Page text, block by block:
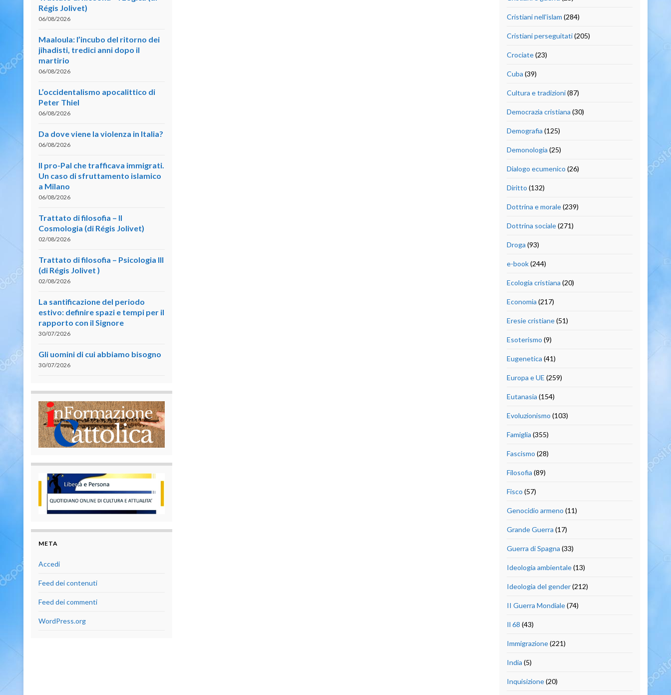
Régis Jolivet)
06/08/2026
Maaloula: l’incubo del ritorno dei
jihadisti, tredici anni dopo il
martirio
06/08/2026
L’occidentalismo apocalittico di
Peter Thiel
06/08/2026
Da dove viene la violenza in Italia?
06/08/2026
Il pro-Pal che trafficava immigrati.
Un caso di sfruttamento islamico
a Milano
06/08/2026
Trattato di filosofia – II
Cosmologia (di Régis Jolivet)
02/08/2026
Trattato di filosofia – Psicologia III
(di Régis Jolivet )
02/08/2026
La santificazione del periodo
estivo: definire spazi e tempi per il
rapporto con il Signore
30/07/2026
Gli uomini di cui abbiamo bisogno
30/07/2026
META
Accedi
Feed dei contenuti
Feed dei commenti
WordPress.org
Cristiani nell'islam (284)
Cristiani perseguitati(205)
Crociate(23)
Cuba (39)
Cultura e tradizioni(87)
Democrazia cristiana (30)
Demografia (125)
Demonologia (25)
Dialogo ecumenico (26)
Diritto (132)
Dottrina e morale(239)
Dottrina sociale(271)
Droga (93)
e-book(244)
Ecologia cristiana (20)
Economia (217)
Eresie cristiane(51)
Esoterismo (9)
Eugenetica (41)
Europa e UE (259)
Eutanasia (154)
Evoluzionismo (103)
Famiglia (355)
Fascismo (28)
Filosofia (89)
Fisco (57)
Genocidio armeno (11)
Grande Guerra (17)
Guerra di Spagna (33)
Ideologia ambientale(13)
Ideologia del gender(212)
II Guerra Mondiale(74)
Il 68 (43)
Immigrazione(221)
India (5)
Inquisizione(20)